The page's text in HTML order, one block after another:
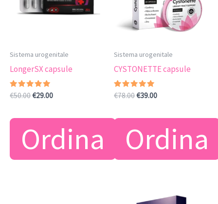
Sistema urogenitale
LongerSX capsule
Valutato
4.88
€50.00Il
€50.00.
€29.00Il
€29.00.
Ordina
Sistema urogenitale
CYSTONETTE capsule
Valutato
4.86
€78.00Il
€78.00.
€39.00Il
€39.00.
Ordina